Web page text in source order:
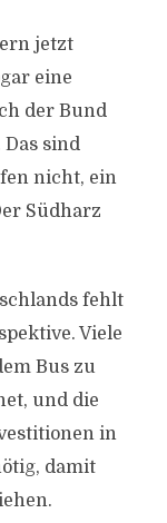
jetzt
eine
der Bund
sind
nicht, ein
Südharz
fehlt
Viele
Bus zu
und die
in
damit